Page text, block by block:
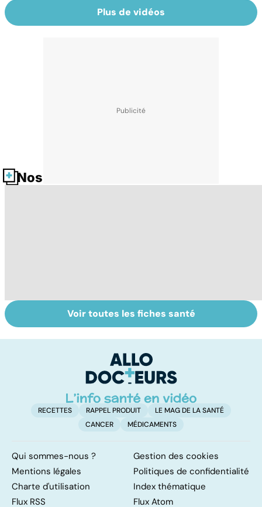
Plus de vidéos
Nos fiches santé
Femmes :
comment
Bien vivre la
ménopause
Voir toutes les fiches santé
RECETTES RAPPEL PRODUIT
LE MAG DE LA SANTÉ
CANCER
MÉDICAMENTS
Qui sommes-nous ?
Gestion des cookies
Mentions légales
Politiques de confidentialité
Charte d'utilisation
Index thématique
Flux RSS
Flux Atom